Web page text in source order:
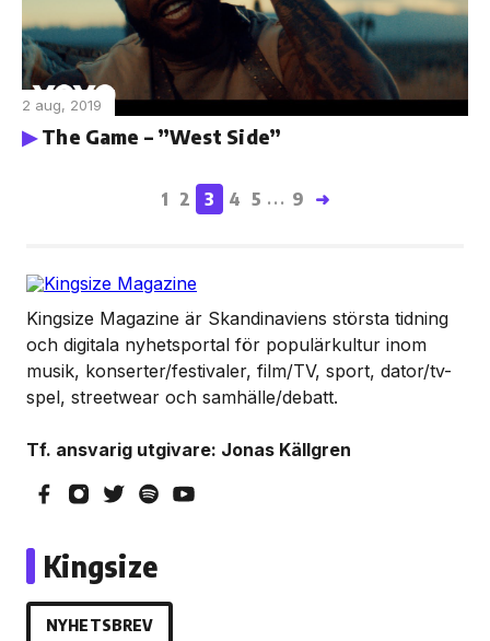
2 aug, 2019
The Game – ”West Side”
1 2 3 4 5 ... 9 ➜
Kingsize Magazine är Skandinaviens största tidning
och digitala nyhetsportal för populärkultur inom
musik, konserter/festivaler, film/TV, sport, dator/tv-
spel, streetwear och samhälle/debatt.
Tf. ansvarig utgivare: Jonas Källgren
Kingsize
NYHETSBREV